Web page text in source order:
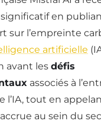
en
sur l’empreinte
artificielle
avant les défis
associés à
l’IA, tout en
accrue au sein du